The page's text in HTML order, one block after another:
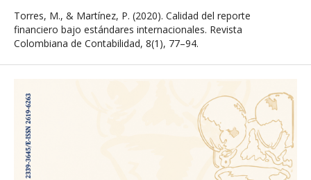
Torres, M., & Martínez, P. (2020). Calidad del reporte
financiero bajo estándares internacionales. Revista
Colombiana de Contabilidad, 8(1), 77–94.